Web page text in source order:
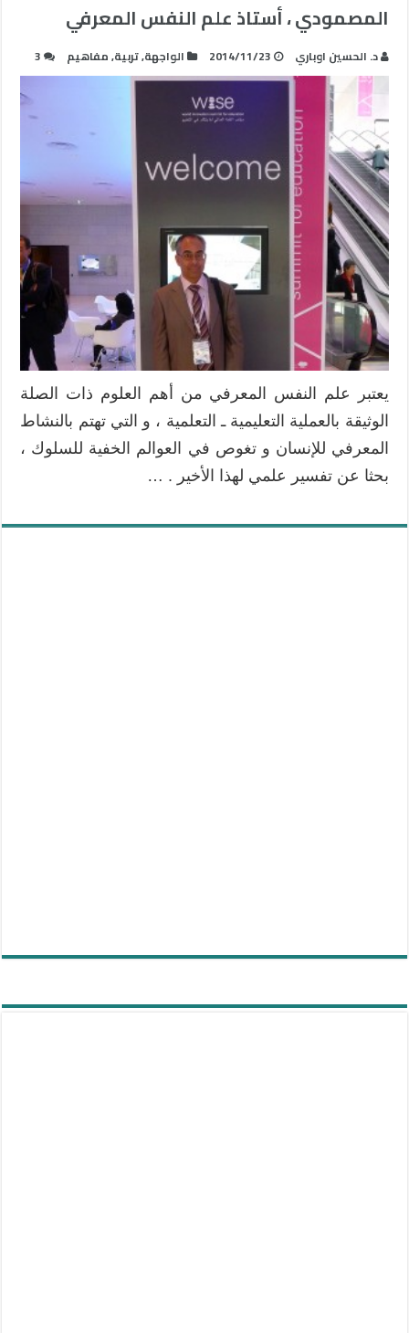
المصمودي ، أستاذ علم النفس المعرفي
د. الحسين اوباري 2014/11/23 الواجهة,تربية,مفاهيم 3
يعتبر علم النفس المعرفي من أهم العلوم ذات الصلة
الوثيقة بالعملية التعليمية ـ التعلمية ، و التي تهتم بالنشاط
المعرفي للإنسان و تغوص في العوالم الخفية للسلوك ،
بحثا عن تفسير علمي لهذا الأخير . …